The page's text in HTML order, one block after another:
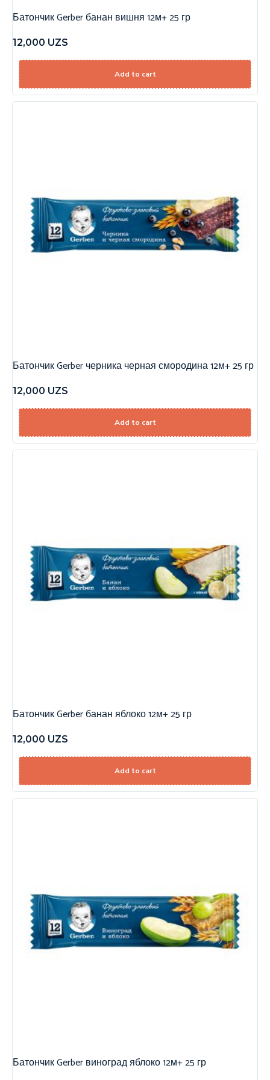
Батончик Gerber банан вишня 12м+ 25 гр
12,000 UZS
Add to cart
Батончик Gerber черника черная смородина 12м+ 25 гр
12,000 UZS
Add to cart
Батончик Gerber банан яблоко 12м+ 25 гр
12,000 UZS
Add to cart
Батончик Gerber виноград яблоко 12м+ 25 гр